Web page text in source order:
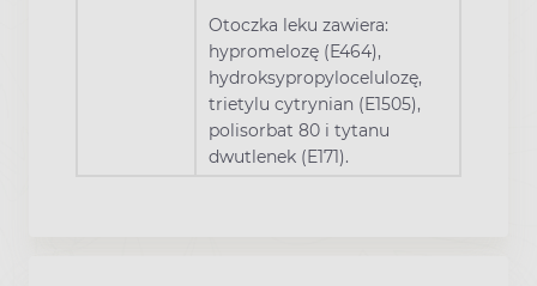
Otoczka leku zawiera:
hypromelozę (E464),
hydroksypropylocelulozę,
trietylu cytrynian (E1505),
polisorbat 80 i tytanu
dwutlenek (E171).